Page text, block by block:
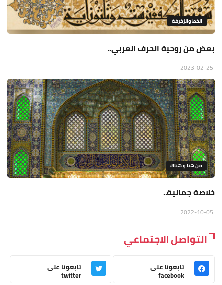
الخط والزخرفة
بعض من روحية الحرف العربي..
من هنا و هناك
خلاصة جمالية..
التواصل الاجتماعي
تابعونا على
facebook
تابعونا على
twitter